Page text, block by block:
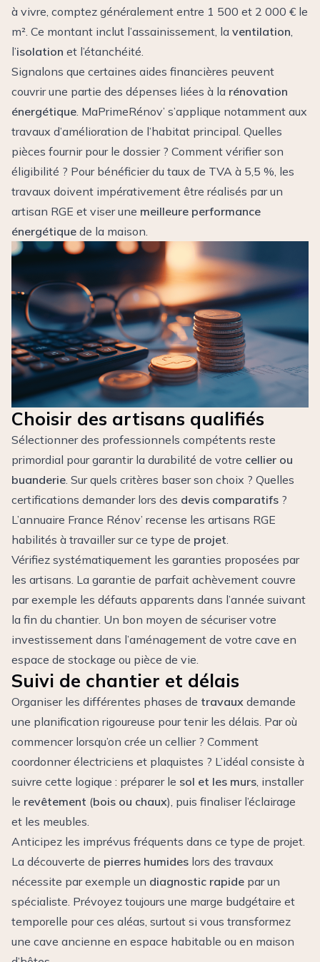
à vivre, comptez généralement entre 1 500 et 2 000 € le
m². Ce montant inclut l’assainissement, la ventilation,
l’isolation et l’étanchéité.
Signalons que certaines aides financières peuvent
couvrir une partie des dépenses liées à la rénovation
énergétique. MaPrimeRénov’ s’applique notamment aux
travaux d’amélioration de l’habitat principal. Quelles
pièces fournir pour le dossier ? Comment vérifier son
éligibilité ? Pour bénéficier du taux de TVA à 5,5 %, les
travaux doivent impérativement être réalisés par un
artisan RGE et viser une meilleure performance
énergétique de la maison.
Choisir des artisans qualifiés
Sélectionner des professionnels compétents reste
primordial pour garantir la durabilité de votre cellier ou
buanderie. Sur quels critères baser son choix ? Quelles
certifications demander lors des devis comparatifs ?
L’annuaire France Rénov’ recense les artisans RGE
habilités à travailler sur ce type de projet.
Vérifiez systématiquement les garanties proposées par
les artisans. La garantie de parfait achèvement couvre
par exemple les défauts apparents dans l’année suivant
la fin du chantier. Un bon moyen de sécuriser votre
investissement dans l’aménagement de votre cave en
espace de stockage ou pièce de vie.
Suivi de chantier et délais
Organiser les différentes phases de travaux demande
une planification rigoureuse pour tenir les délais. Par où
commencer lorsqu’on crée un cellier ? Comment
coordonner électriciens et plaquistes ? L’idéal consiste à
suivre cette logique : préparer le sol et les murs, installer
le revêtement (bois ou chaux), puis finaliser l’éclairage
et les meubles.
Anticipez les imprévus fréquents dans ce type de projet.
La découverte de pierres humides lors des travaux
nécessite par exemple un diagnostic rapide par un
spécialiste. Prévoyez toujours une marge budgétaire et
temporelle pour ces aléas, surtout si vous transformez
une cave ancienne en espace habitable ou en maison